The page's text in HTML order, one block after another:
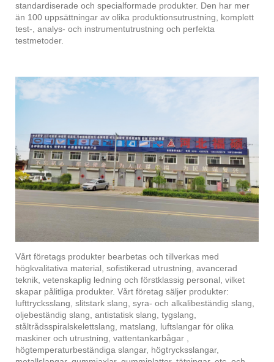
standardiserade och specialformade produkter. Den har mer
än 100 uppsättningar av olika produktionsutrustning, komplett
test-, analys- och instrumentutrustning och perfekta
testmetoder.
Vårt företags produkter bearbetas och tillverkas med
högkvalitativa material, sofistikerad utrustning, avancerad
teknik, vetenskaplig ledning och förstklassig personal, vilket
skapar pålitliga produkter. Vårt företag säljer produkter:
lufttrycksslang, slitstark slang, syra- och alkalibeständig slang,
oljebeständig slang, antistatisk slang, tygslang,
ståltrådsspiralskelettslang, matslang, luftslangar för olika
maskiner och utrustning, vattentankarbågar ,
högtemperaturbeständiga slangar, högtrycksslangar,